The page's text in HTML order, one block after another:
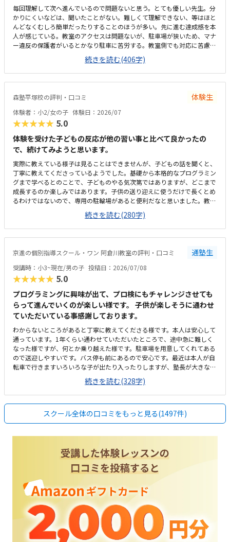
毎回理解して次へ進んでいるので問題ないと思う。とても優しい先生。分
かりにくいなどは、聞いたことがない。難しくて理解できない、等はほと
んどなくむしろ簡単だったりすることのほうが多い。先に進む達成感を本
人が感じている。教室のアクセスは問題ないが、駐車場が狭いため、マナ
ー違反の保護者がいるとかなり駐車に苦労する。教室側でも対応に苦慮し
ている。教室というより、保護者のマナー問題。個人塾として問題ない。
置いているおやつが駄菓子とかでなく、良いオヤツのため、子どもたちは
いつも嬉しそう。こういった些細なことも、テンションを維持できる一つ
になる。プログラミングについては、ロボットではないためロボット教室
ベテランでいらっしゃるので、保護者にとってもためになる話をしてくだ
さる。非常に頼りになり、細かく要望も対応してくれているので助かる。
特に思い当たらない。
続きを読む(406字)
森塾平塚校の評判・口コミ 体験生
体験者：小2/女の子 体験日：2026/07
★★★★★ 5.0
体験を受けた子どもの反応が他の習い事と比べて良かったの
で、続けてみようと思います。
実際に教えている様子は見ることはできませんが、子どもの話を聞くと、
丁寧に教えてくださっているようでした。基礎から本格的なプログラミン
グまで学べるとのことで、子どものやる気次第ではありますが、どこまで
成長するのか楽しみではあります。子供の送り迎えに使うだけで長くとめ
るわけではないので、専用の駐輪場があると便利だなと思いました。教室
は綺麗ですが、建物自体、廊下や階段などが煙草臭くて、他のテナントも
入っているので仕方がないのかも知れませんが、そこだけが気になりまし
た。１時間やってもらえて、1か月一万円前後なので、この内容なら高く
はなく、続けられると思いました。
続きを読む(280字)
京進の個別指導スクール・ワン 阿倉川教室の評判・口コミ 通塾生
受講時：小3~現在/男の子 投稿日：2026/07/08
★★★★★ 5.0
プログラミングに興味が出て、プロ検にもチャレンジさせても
らって進んでいくのが楽しい様です。 子供が楽しそうに通わせ
ていただいている事感謝しております。
わからないところがあると丁寧に教えてくださる様です。本人は安心して
通っています。1年くらい通わせていただいたところで、途中急に難しく
なった様ですが、何とか乗り越えた様です。駐車場を用意してくれてある
ので送迎しやすいです。バス停も前にあるので安心です。最近は本人が自
転車で行きますいろいろな子が出たり入ったりしますが、塾長が大きな声
で挨拶してくれるおかげかみんなきちんと挨拶をして入ってきます安いと
ありがたいですが、現在でも満足です。もともと予算は考えてなかったの
ですが、思ったよりも高いなと思った気がしますが、子供が楽しそうに通
っているので頑張ります。わからないところがあっても丁寧に指導しても
らえる様です。楽しく通わせてもらってます。特に思い当たりません
続きを読む(328字)
スクール全体の口コミをもっと見る(1497件)